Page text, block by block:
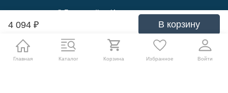
4 094 ₽ В корзину
© Берустрой — Интернет-магазин
оптовой и розничной продажи
строительных материалов. Выгодные
Главная Каталог Корзина Избранное Войти